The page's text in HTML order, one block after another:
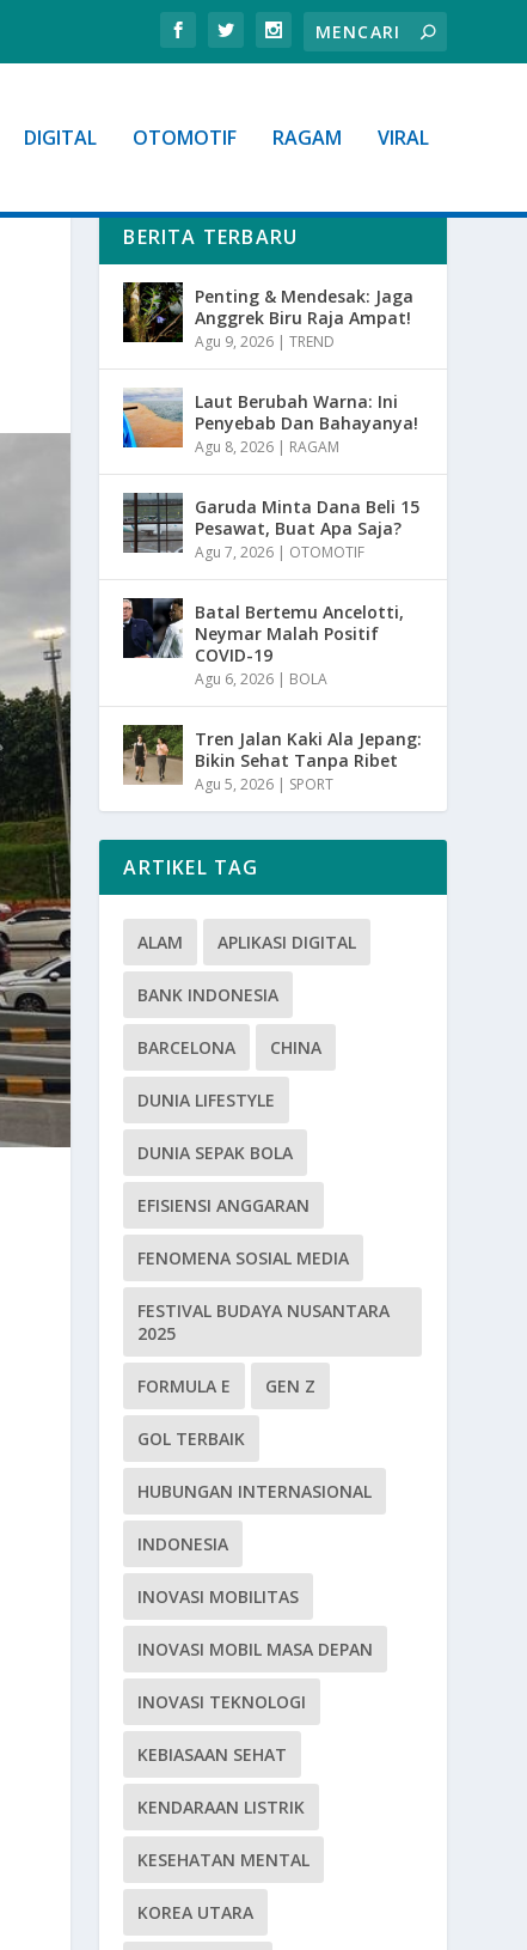
DIGITAL OTOMOTIF RAGAM VIRAL
BERITA TERBARU
Penting & Mendesak: Jaga
Anggrek Biru Raja Ampat!
Agu 9, 2026 |TREND
Laut Berubah Warna: Ini
Penyebab Dan Bahayanya!
Agu 8, 2026 | RAGAM
Garuda Minta Dana Beli 15
Pesawat, Buat Apa Saja?
Agu 7, 2026 | OTOMOTIF
Batal Bertemu Ancelotti,
Neymar Malah Positif
COVID-19
Agu 6, 2026 | BOLA
Tren Jalan Kaki Ala Jepang:
Bikin Sehat Tanpa Ribet
Agu 5, 2026 | SPORT
ARTIKEL TAG
ALAM APLIKASI DIGITAL
BANK INDONESIA
BARCELONA CHINA
DUNIA LIFESTYLE
DUNIA SEPAK BOLA
EFISIENSI ANGGARAN
FENOMENA SOSIAL MEDIA
FESTIVAL BUDAYA NUSANTARA
2025
FORMULA E GEN Z
GOL TERBAIK
HUBUNGAN INTERNASIONAL
INDONESIA
INOVASI MOBILITAS
INOVASI MOBIL MASA DEPAN
INOVASI TEKNOLOGI
KEBIASAAN SEHAT
KENDARAAN LISTRIK
KESEHATAN MENTAL
KOREA UTARA